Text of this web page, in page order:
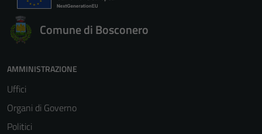
Comune di Bosconero
AMMINISTRAZIONE
Uffici
Organi di Governo
Politici